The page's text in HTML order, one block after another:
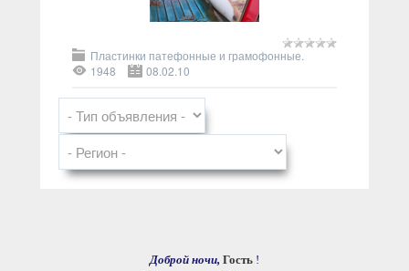
Пластинки патефонные и грамофонные.
1948
08.02.10
Доброй ночи, Гость !